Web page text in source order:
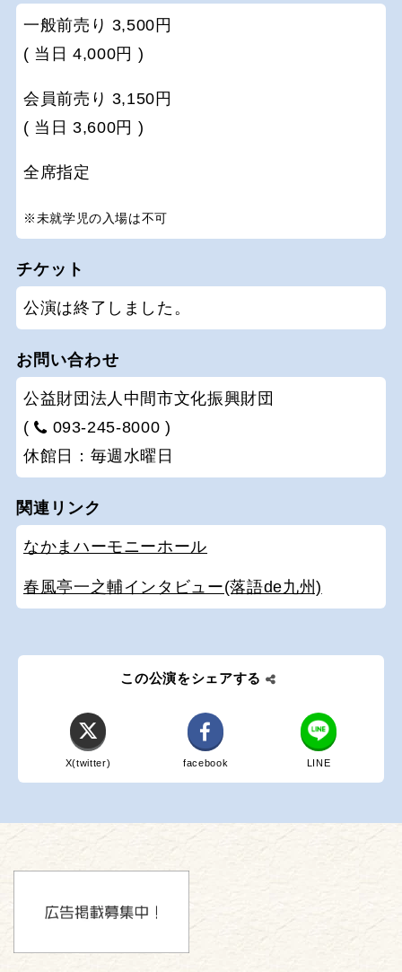
一般前売り 3,500円
( 当日 4,000円 )
会員前売り 3,150円
( 当日 3,600円 )
全席指定
※未就学児の入場は不可
チケット
公演は終了しました。
お問い合わせ
公益財団法人中間市文化振興財団
(
093-245-8000 )
休館日：毎週水曜日
関連リンク
なかまハーモニーホール
春風亭一之輔インタビュー(落語de九州)
この公演をシェアする
X(twitter) facebook LINE